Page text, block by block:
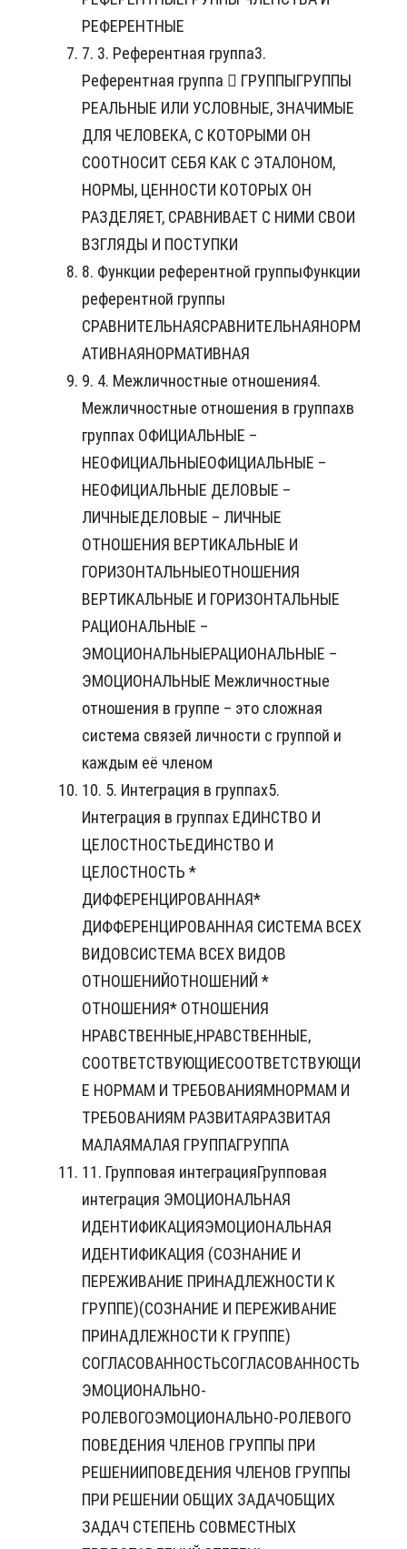
РЕФЕРЕНТНЫЕ
7. 3. Референтная группа3.
Референтная группа  ГРУППЫГРУППЫ
РЕАЛЬНЫЕ ИЛИ УСЛОВНЫЕ, ЗНАЧИМЫЕ
ДЛЯ ЧЕЛОВЕКА, С КОТОРЫМИ ОН
СООТНОСИТ СЕБЯ КАК С ЭТАЛОНОМ,
НОРМЫ, ЦЕННОСТИ КОТОРЫХ ОН
РАЗДЕЛЯЕТ, СРАВНИВАЕТ С НИМИ СВОИ
ВЗГЛЯДЫ И ПОСТУПКИ
8. Функции референтной группыФункции
референтной группы
СРАВНИТЕЛЬНАЯСРАВНИТЕЛЬНАЯНОРМ
АТИВНАЯНОРМАТИВНАЯ
9. 4. Межличностные отношения4.
Межличностные отношения в группахв
группах ОФИЦИАЛЬНЫЕ –
НЕОФИЦИАЛЬНЫЕОФИЦИАЛЬНЫЕ –
НЕОФИЦИАЛЬНЫЕ ДЕЛОВЫЕ –
ЛИЧНЫЕДЕЛОВЫЕ – ЛИЧНЫЕ
ОТНОШЕНИЯ ВЕРТИКАЛЬНЫЕ И
ГОРИЗОНТАЛЬНЫЕОТНОШЕНИЯ
ВЕРТИКАЛЬНЫЕ И ГОРИЗОНТАЛЬНЫЕ
РАЦИОНАЛЬНЫЕ –
ЭМОЦИОНАЛЬНЫЕРАЦИОНАЛЬНЫЕ –
ЭМОЦИОНАЛЬНЫЕ Межличностные
отношения в группе – это сложная
система связей личности с группой и
каждым её членом
10. 5. Интеграция в группах5.
Интеграция в группах ЕДИНСТВО И
ЦЕЛОСТНОСТЬЕДИНСТВО И
ЦЕЛОСТНОСТЬ *
ДИФФЕРЕНЦИРОВАННАЯ*
ДИФФЕРЕНЦИРОВАННАЯ СИСТЕМА ВСЕХ
ВИДОВСИСТЕМА ВСЕХ ВИДОВ
ОТНОШЕНИЙОТНОШЕНИЙ *
ОТНОШЕНИЯ* ОТНОШЕНИЯ
НРАВСТВЕННЫЕ,НРАВСТВЕННЫЕ,
СООТВЕТСТВУЮЩИЕСООТВЕТСТВУЮЩИ
Е НОРМАМ И ТРЕБОВАНИЯМНОРМАМ И
ТРЕБОВАНИЯМ РАЗВИТАЯРАЗВИТАЯ
МАЛАЯМАЛАЯ ГРУППАГРУППА
11. Групповая интеграцияГрупповая
интеграция ЭМОЦИОНАЛЬНАЯ
ИДЕНТИФИКАЦИЯЭМОЦИОНАЛЬНАЯ
ИДЕНТИФИКАЦИЯ (СОЗНАНИЕ И
ПЕРЕЖИВАНИЕ ПРИНАДЛЕЖНОСТИ К
ГРУППЕ)(СОЗНАНИЕ И ПЕРЕЖИВАНИЕ
ПРИНАДЛЕЖНОСТИ К ГРУППЕ)
СОГЛАСОВАННОСТЬСОГЛАСОВАННОСТЬ
ЭМОЦИОНАЛЬНО-
РОЛЕВОГОЭМОЦИОНАЛЬНО-РОЛЕВОГО
ПОВЕДЕНИЯ ЧЛЕНОВ ГРУППЫ ПРИ
РЕШЕНИИПОВЕДЕНИЯ ЧЛЕНОВ ГРУППЫ
ПРИ РЕШЕНИИ ОБЩИХ ЗАДАЧОБЩИХ
ЗАДАЧ СТЕПЕНЬ СОВМЕСТНЫХ